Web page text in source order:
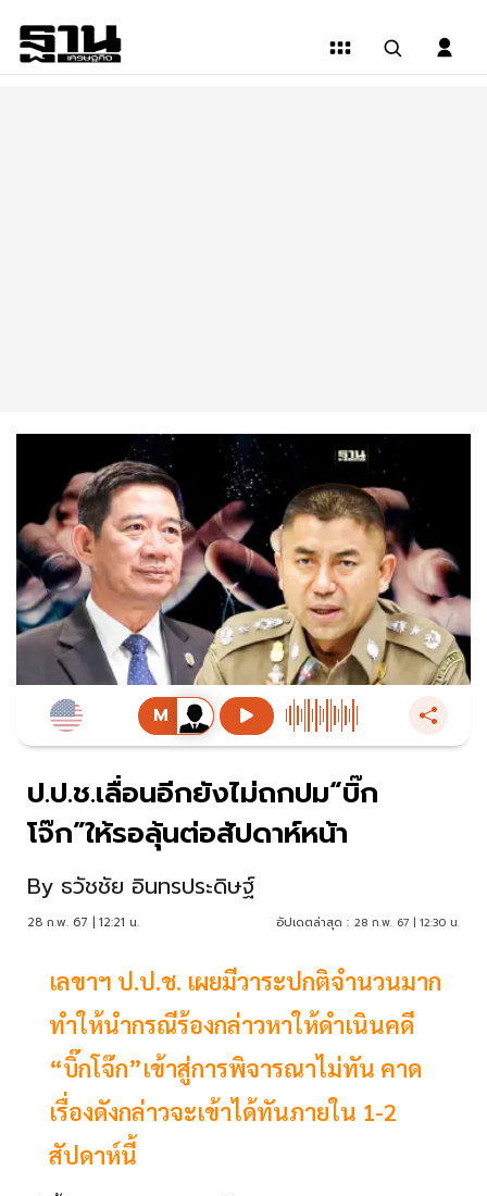
ป.ป.ช.เลื่อนอีกยังไม่ถกปม“บิ๊ก
โจ๊ก”ให้รอลุ้นต่อสัปดาห์หน้า
By ธวัชชัย อินทรประดิษฐ์
28 ก.พ. 67 | 12:21 น. อัปเดตล่าสุด : 28 ก.พ. 67 | 12:30 น.
เลขาฯ ป.ป.ช. เผยมีวาระปกติจำนวนมาก
ทำให้นำกรณีร้องกล่าวหาให้ดำเนินคดี
“บิ๊กโจ๊ก”เข้าสู่การพิจารณาไม่ทัน คาด
เรื่องดังกล่าวจะเข้าได้ทันภายใน 1-2
สัปดาห์นี้